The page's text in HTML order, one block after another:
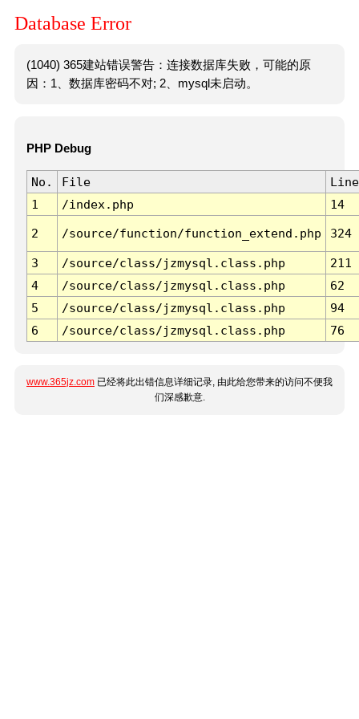
Database Error
(1040) 365建站错误警告：连接数据库失败，可能的原
因：1、数据库密码不对; 2、mysql未启动。
PHP Debug
No. File
Line
1
/index.php 14
2 /source/function/function_extend.php 324
3 /source/class/jzmysql.class.php
211
4
/source/class/jzmysql.class.php
62
5
/source/class/jzmysql.class.php
94
6
/source/class/jzmysql.class.php 76
www.365jz.com 已经将此出错信息详细记录, 由此给您带来的访问不便我
们深感歉意.